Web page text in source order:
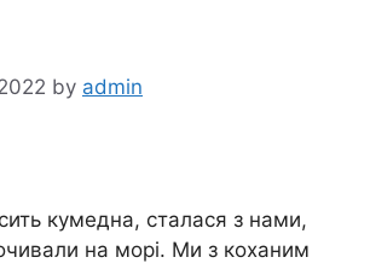
by admin
кумедна, сталася з нами,
на морі. Ми з коханим